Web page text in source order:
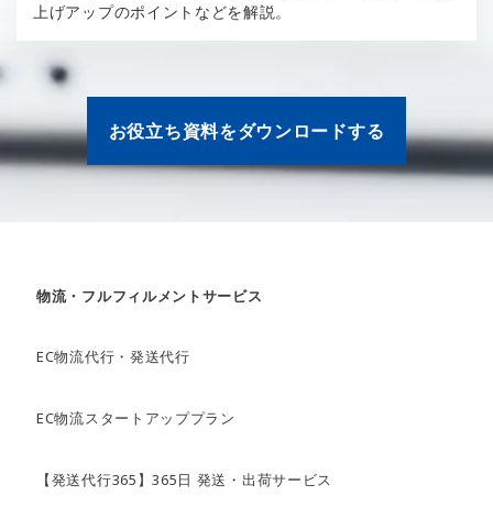
上げアップのポイントなどを解説。
お役立ち資料をダウンロードする
物流・フルフィルメントサービス
EC物流代行・発送代行
EC物流スタートアッププラン
【発送代行365】365日 発送・出荷サービス